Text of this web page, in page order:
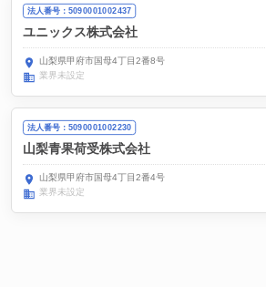
法人番号：5090001002437
ユニックス株式会社
山梨県甲府市国母4丁目2番8号
業界未設定
法人番号：5090001002230
山梨青果荷受株式会社
山梨県甲府市国母4丁目2番4号
業界未設定